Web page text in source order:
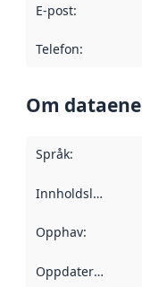
E-post:
Telefon:
Om dataene
Språk:
Innholdsleverandører
Opphav:
Oppdateringsfrekvens